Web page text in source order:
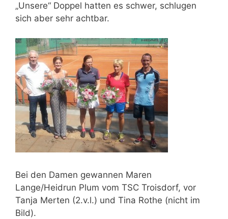
„Unsere“ Doppel hatten es schwer, schlugen
sich aber sehr achtbar.
Bei den Damen gewannen Maren
Lange/Heidrun Plum vom TSC Troisdorf, vor
Tanja Merten (2.v.l.) und Tina Rothe (nicht im
Bild).